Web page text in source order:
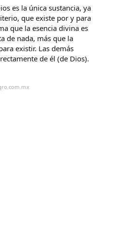
es la única sustancia, ya
que existe por y para
que la esencia divina es
de nada, más que la
existir. Las demás
de él (de Dios).